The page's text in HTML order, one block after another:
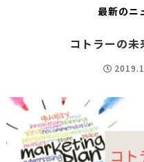
MG研修
スタッフ紹介
最新のニ
コトラーの未